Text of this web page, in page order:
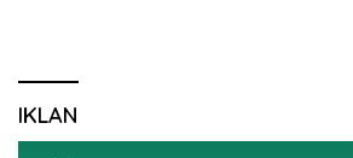
IKLAN